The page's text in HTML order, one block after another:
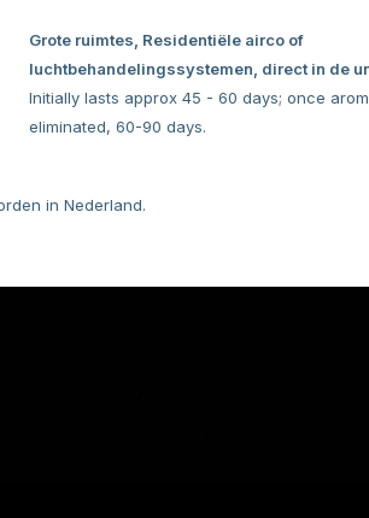
Grote ruimtes, Residentiële airco of
luchtbehandelingssystemen, direct in de
Initially lasts approx 45 - 60 days; once
eliminated, 60-90 days.
in Nederland.